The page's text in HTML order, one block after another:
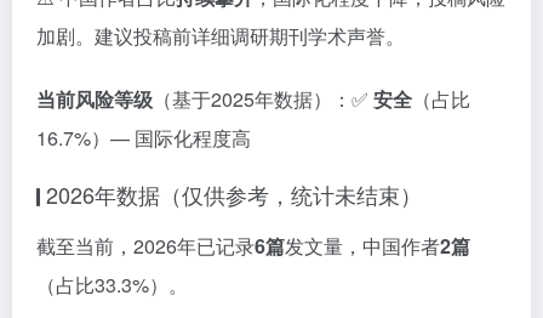
加剧。建议投稿前详细调研期刊学术声誉。
当前风险等级 （基于2025年数据）：✅ 安全 （占比
16.7%）— 国际化程度高
2026年数据（仅供参考，统计未结束）
截至当前，2026年已记录6篇发文量，中国作者2篇
（占比33.3%）。